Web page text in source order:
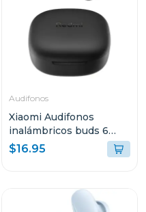
Audifonos
Xiaomi Audifonos
inalámbricos buds 6
play negro 2420e1n
$16.95